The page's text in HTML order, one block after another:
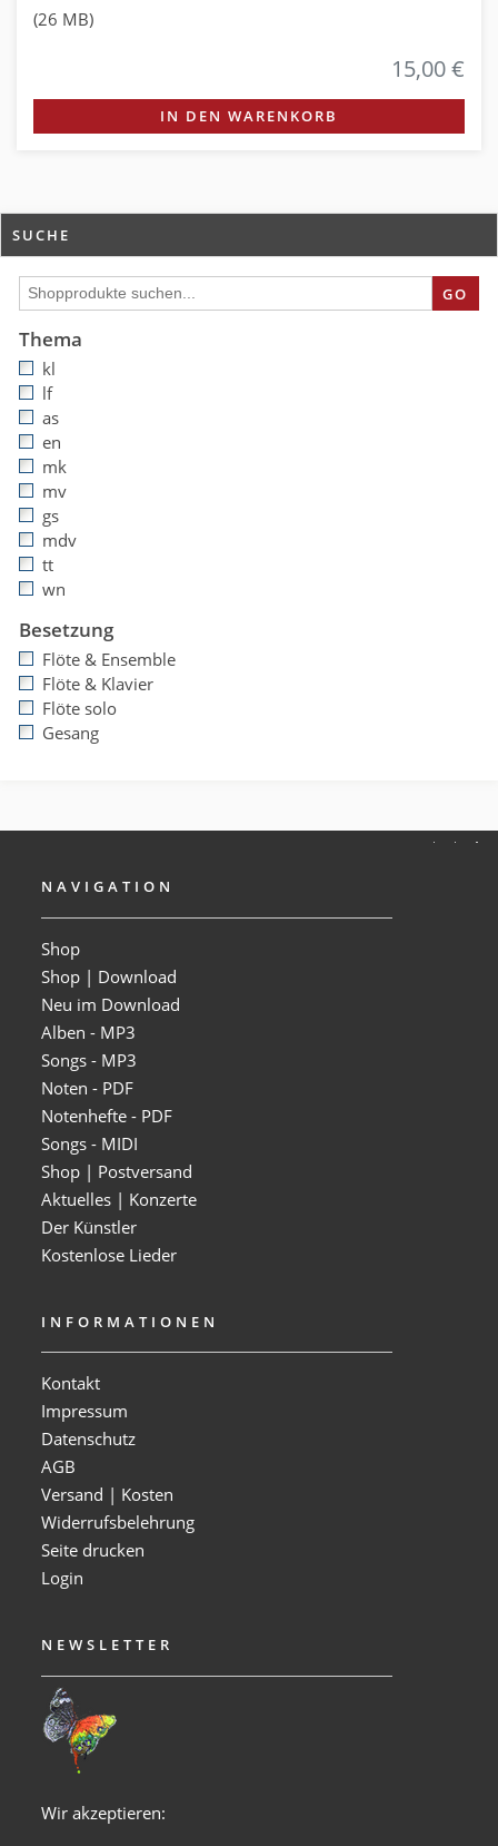
(26 MB)
15,00 €
IN DEN WARENKORB
SUCHE
GO
Thema
kl
lf
as
en
mk
mv
gs
mdv
tt
wn
Besetzung
Flöte & Ensemble
Flöte & Klavier
Flöte solo
Gesang
NAVIGATION
Shop
Shop | Download
Neu im Download
Alben - MP3
Songs - MP3
Noten - PDF
Notenhefte - PDF
Songs - MIDI
Shop | Postversand
Aktuelles | Konzerte
Der Künstler
Kostenlose Lieder
INFORMATIONEN
Kontakt
Impressum
Datenschutz
AGB
Versand | Kosten
Widerrufsbelehrung
Seite drucken
Login
NEWSLETTER
Wir akzeptieren: